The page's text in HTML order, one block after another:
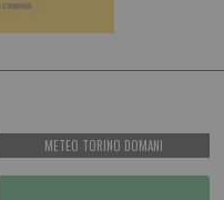
METEO TORINO DOMANI